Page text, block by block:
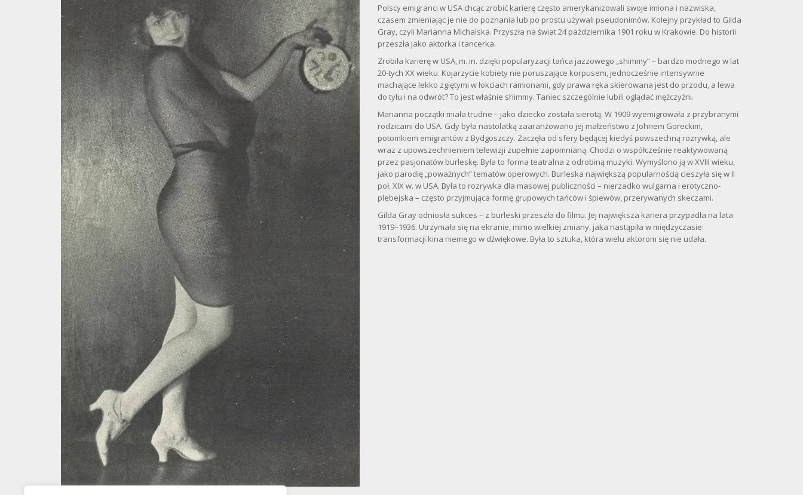
Polscy emigranci w USA chcąc zrobić karierę często amerykanizowali swoje imiona i nazwiska,
czasem zmieniając je nie do poznania lub po prostu używali pseudonimów. Kolejny przykład to Gilda
Gray, czyli Marianna Michalska. Przyszła na świat 24 października 1901 roku w Krakowie. Do historii
przeszła jako aktorka i tancerka.
Zrobiła karierę w USA, m. in. dzięki popularyzacji tańca jazzowego „shimmy” – bardzo modnego w lat
20-tych XX wieku. Kojarzycie kobiety nie poruszające korpusem, jednocześnie intensywnie
machające lekko zgiętymi w łokciach ramionami, gdy prawa ręka skierowana jest do przodu, a lewa
do tyłu i na odwrót? To jest właśnie shimmy. Taniec szczególnie lubili oglądać mężczyźni.
Marianna początki miała trudne – jako dziecko została sierotą. W 1909 wyemigrowała z przybranymi
rodzicami do USA. Gdy była nastolatką zaaranżowano jej małżeństwo z Johnem Goreckim,
potomkiem emigrantów z Bydgoszczy. Zaczęła od sfery będącej kiedyś powszechną rozrywką, ale
wraz z upowszechnieniem telewizji zupełnie zapomnianą. Chodzi o współcześnie reaktywowaną
przez pasjonatów burleskę. Była to forma teatralna z odrobiną muzyki. Wymyślono ją w XVIII wieku,
jako parodię „poważnych” tematów operowych. Burleska największą popularnością cieszyła się w II
poł. XIX w. w USA. Była to rozrywka dla masowej publiczności – nierzadko wulgarna i erotyczno-
plebejska – często przyjmująca formę grupowych tańców i śpiewów, przerywanych skeczami.
Gilda Gray odniosła sukces – z burleski przeszła do filmu. Jej największa kariera przypadła na lata
1919–1936. Utrzymała się na ekranie, mimo wielkiej zmiany, jaka nastąpiła w międzyczasie:
transformacji kina niemego w dźwiękowe. Była to sztuka, która wielu aktorom się nie udała.